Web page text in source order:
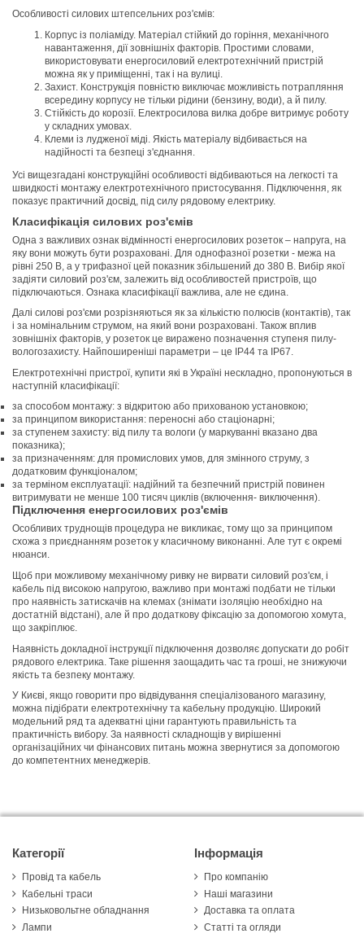
Особливості силових штепсельних роз'ємів:
Корпус із поліаміду. Матеріал стійкий до горіння, механічного
навантаження, дії зовнішніх факторів. Простими словами,
використовувати енергосиловий електротехнічний пристрій
можна як у приміщенні, так і на вулиці.
Захист. Конструкція повністю виключає можливість потрапляння
всередину корпусу не тільки рідини (бензину, води), а й пилу.
Стійкість до корозії. Електросилова вилка добре витримує роботу
у складних умовах.
Клеми із лудженої міді. Якість матеріалу відбивається на
надійності та безпеці з'єднання.
Усі вищезгадані конструкційні особливості відбиваються на легкості та
швидкості монтажу електротехнічного пристосування. Підключення, як
показує практичний досвід, під силу рядовому електрику.
Класифікація силових роз'ємів
Одна з важливих ознак відмінності енергосилових розеток – напруга, на
яку вони можуть бути розраховані. Для однофазної розетки - межа на
рівні 250 В, а у трифазної цей показник збільшений до 380 В. Вибір якої
задіяти силовий роз'єм, залежить від особливостей пристроїв, що
підключаються. Ознака класифікації важлива, але не єдина.
Далі силові роз'єми розрізняються як за кількістю полюсів (контактів), так
і за номінальним струмом, на який вони розраховані. Також вплив
зовнішніх факторів, у розеток це виражено позначення ступеня пилу-
вологозахисту. Найпоширеніші параметри – це IP44 та IP67.
Електротехнічні пристрої, купити які в Україні нескладно, пропонуються в
наступній класифікації:
за способом монтажу: з відкритою або прихованою установкою;
за принципом використання: переносні або стаціонарні;
за ступенем захисту: від пилу та вологи (у маркуванні вказано два
показника);
за призначенням: для промислових умов, для змінного струму, з
додатковим функціоналом;
за терміном експлуатації: надійний та безпечний пристрій повинен
витримувати не менше 100 тисяч циклів (включення- виключення).
Підключення енергосилових роз'ємів
Особливих труднощів процедура не викликає, тому що за принципом
схожа з приєднанням розеток у класичному виконанні. Але тут є окремі
нюанси.
Щоб при можливому механічному ривку не вирвати силовий роз'єм, і
кабель під високою напругою, важливо при монтажі подбати не тільки
про наявність затискачів на клемах (знімати ізоляцію необхідно на
достатній відстані), але й про додаткову фіксацію за допомогою хомута,
що закріплює.
Наявність докладної інструкції підключення дозволяє допускати до робіт
рядового електрика. Таке рішення заощадить час та гроші, не знижуючи
якість та безпеку монтажу.
У Києві, якщо говорити про відвідування спеціалізованого магазину,
можна підібрати електротехнічну та кабельну продукцію. Широкий
модельний ряд та адекватні ціни гарантують правильність та
практичність вибору. За наявності складнощів у вирішенні
організаційних чи фінансових питань можна звернутися за допомогою
до компетентних менеджерів.
Категорії
Провід та кабель
Кабельні траси
Низьковольтне обладнання
Лампи
Інформація
Про компанію
Наші магазини
Доставка та оплата
Статті та огляди